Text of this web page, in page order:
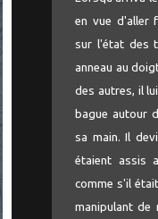
en vue d'aller
sur l'état des
anneau au
des autres, il
bague autour
sa main. Il
étaient assis
comme s'il
manipulant de